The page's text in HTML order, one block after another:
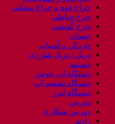
چراغ قوه و چراغ پیشانی
چرخ خیاطی
چرخ گوشت
چمدان
خردکن و آسیاب
دریل / دریل شارژی
دستبند
دستگاه اب جوش
دستگاه تصفیه اب
دستگاه لیزر
دوربین
دوربین شکاری
رادیو